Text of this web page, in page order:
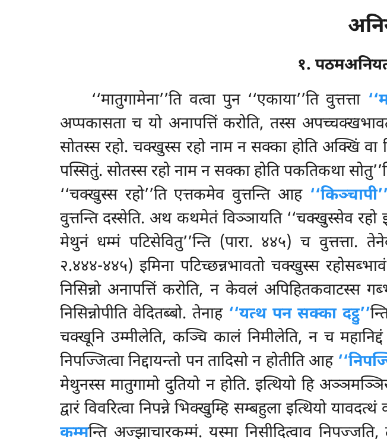
१.
‘‘मातुगामेना’’ति वत्वा पुन ‘‘एकाया’’ति वुत्तत्ता
अप्पकासता च यो अनापत्तिं करोति, तस्स
सोतस्स रहो. चक्खुस्स रहो नाम न सक्का होति अक्खिं
पस्सितुं. सोतस्स रहो नाम न सक्का होति पकतिकथा
‘‘चक्खुस्स रहो’’ति एत्तकमेव वुत्तन्ति आह ‘‘किञ्चापी’’
वुत्तन्ति दस्सेति. अथ कथमेतं विञ्ञायति ‘‘चक्खुस्सेव रहो
मेथुनं धम्मं पटिसेवितु’’न्ति (पारा. ४४५) च वुत्तत्ता.
२.४४४-४४५) इमिना पटिच्छन्नभावतो चक्खुस्स
निसिन्नो अनापत्तिं करोति, न केवलं अपिहितकवाटस्स
निसिन्नोपीति वेदितब्बो. तेनाह ‘‘यत्थ पन सक्का दट्ठु’’
चक्खूनि उम्मीलेति, कञ्चि कालं निमीलेति, न च
निपज्जित्वा निद्दायन्तो पन तादिसो न होतीति आह
मेथुनस्स मातुगामो दुतियो न होति. इत्थियो हि
द्वारं विवरित्वा निपन्ने भिक्खुम्हि सम्बहुला इत्थियो यावदत्थं
कम्मन्ति अज्झाचारकम्मं. यस्मा निसीदित्वाव